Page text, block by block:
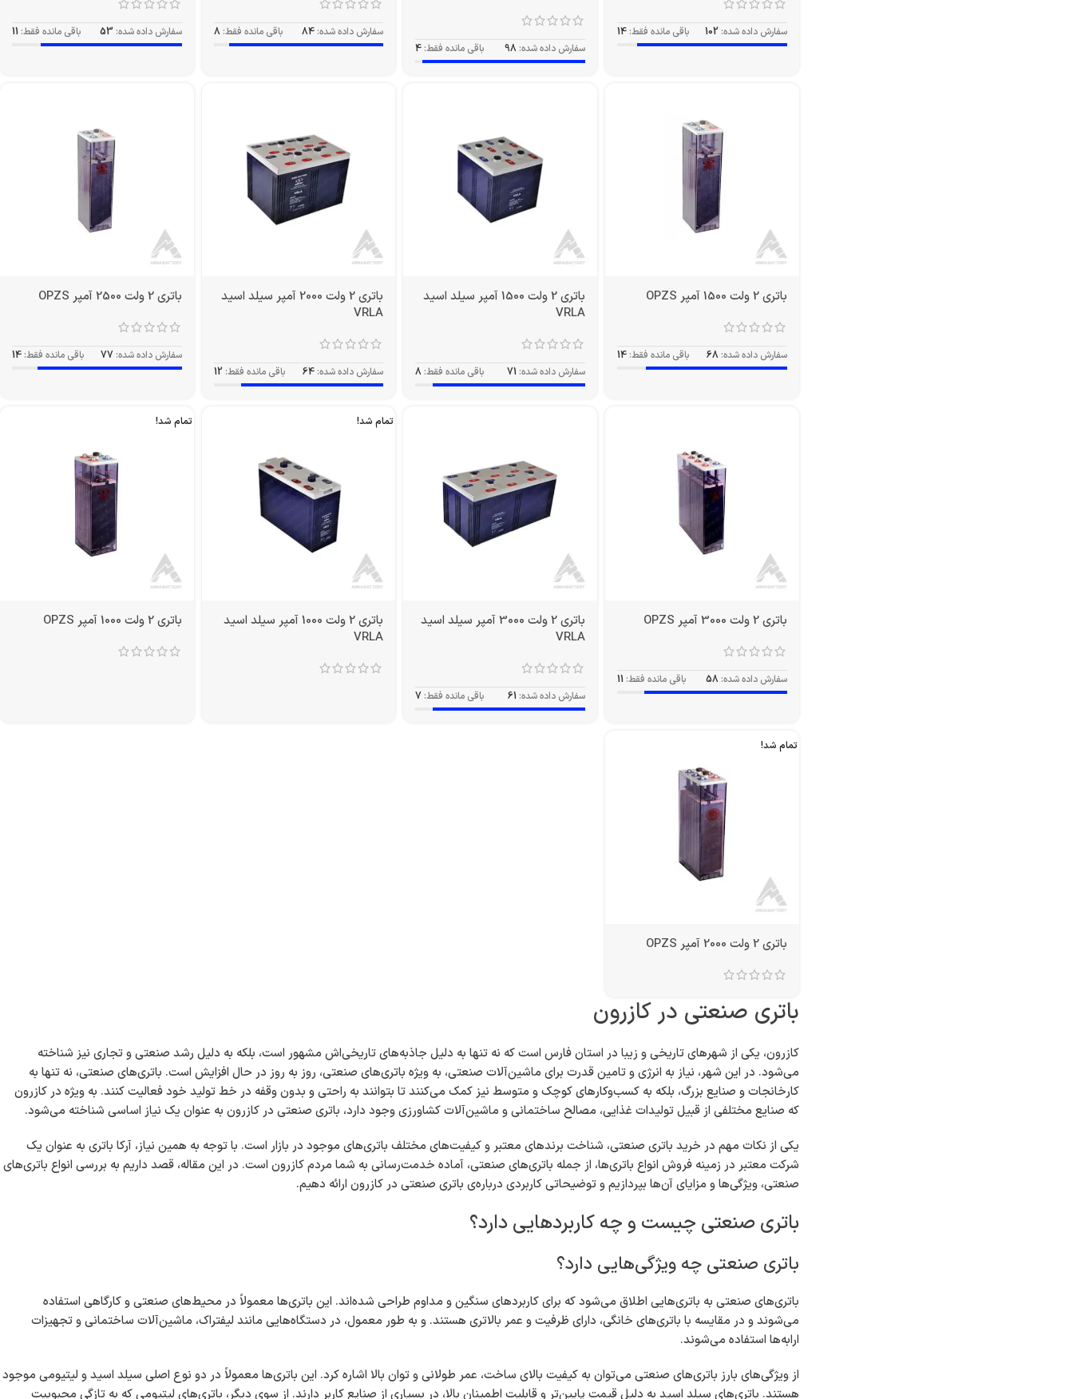
سفارش داده شده: 102 باقی مانده فقط: 14
سفارش داده شده: 98 باقی مانده فقط: 4
سفارش داده شده: 84 باقی مانده فقط: 8 سفارش داده شده: 53 باقی مانده فقط: 11
باتری 2 ولت 1500 آمپر OPZS
سفارش داده شده: 68 باقی مانده فقط: 14
باتری 2 ولت 1500 آمپر سیلد اسید
VRLA
سفارش داده شده: 71 باقی مانده فقط: 8
باتری 2 ولت 2000 آمپر سیلد اسید
VRLA
سفارش داده شده: 64 باقی مانده فقط: 12
باتری 2 ولت 2500 آمپر OPZS
سفارش داده شده: 77 باقی مانده فقط: 14
باتری 2 ولت 3000 آمپر OPZS
سفارش داده شده: 58 باقی مانده فقط: 11
باتری 2 ولت 3000 آمپر سیلد اسید
VRLA
سفارش داده شده: 61 باقی مانده فقط: 7
تمام شد!
باتری 2 ولت 1000 آمپر سیلد اسید
VRLA
تمام شد!
باتری 2 ولت 1000 آمپر OPZS
تمام شد!
باتری 2 ولت 2000 آمپر OPZS
باتری صنعتی در کازرون
کازرون، یکی از شهرهای تاریخی و زیبا در استان فارس است که نه تنها به دلیل جاذبه‌های تاریخی‌اش مشهور است، بلکه به دلیل رشد صنعتی و تجاری نیز شناخته
می‌شود. در این شهر، نیاز به انرژی و تامین قدرت برای ماشین‌آلات صنعتی، به ویژه باتری‌های صنعتی، روز به روز در حال افزایش است. باتری‌های صنعتی، نه تنها به
کارخانجات و صنایع بزرگ، بلکه به کسب‌وکارهای کوچک و متوسط نیز کمک می‌کنند تا بتوانند به راحتی و بدون وقفه در خط تولید خود فعالیت کنند. به ویژه در کازرون
که صنایع مختلفی از قبیل تولیدات غذایی، مصالح ساختمانی و ماشین‌آلات کشاورزی وجود دارد، باتری صنعتی در کازرون به عنوان یک نیاز اساسی شناخته می‌شود.
یکی از نکات مهم در خرید باتری صنعتی، شناخت برندهای معتبر و کیفیت‌های مختلف باتری‌های موجود در بازار است. با توجه به همین نیاز، آرکا باتری به عنوان یک
شرکت معتبر در زمینه فروش انواع باتری‌ها، از جمله باتری‌های صنعتی، آماده خدمت‌رسانی به شما مردم کازرون است. در این مقاله، قصد داریم به بررسی انواع باتری‌های
صنعتی، ویژگی‌ها و مزایای آن‌ها بپردازیم و توضیحاتی کاربردی درباره‌ی باتری صنعتی در کازرون ارائه دهیم.
باتری صنعتی چیست و چه کاربردهایی دارد؟
باتری صنعتی چه ویژگی‌هایی دارد؟
باتری‌های صنعتی به باتری‌هایی اطلاق می‌شود که برای کاربردهای سنگین و مداوم طراحی شده‌اند. این باتری‌ها معمولاً در محیط‌های صنعتی و کارگاهی استفاده
می‌شوند و در مقایسه با باتری‌های خانگی، دارای ظرفیت و عمر بالاتری هستند. و به طور معمول، در دستگاه‌هایی مانند لیفتراک، ماشین‌آلات ساختمانی و تجهیزات
ارابه‌ها استفاده می‌شوند.
از ویژگی‌های بارز باتری‌های صنعتی می‌توان به کیفیت بالای ساخت، عمر طولانی و توان بالا اشاره کرد. این باتری‌ها معمولاً در دو نوع اصلی سیلد اسید و لیتیومی موجود
هستند. باتری‌های سیلد اسید به دلیل قیمت پایین‌تر و قابلیت اطمینان بالا، در بسیاری از صنایع کاربر دارند. از سوی دیگر، باتری‌های لیتیومی که به تازگی محبوبیت